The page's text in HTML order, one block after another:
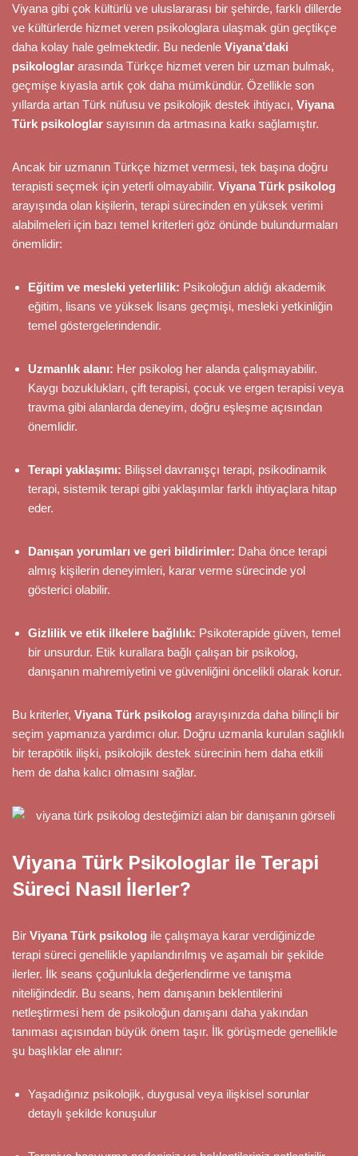
Viyana gibi çok kültürlü ve uluslararası bir şehirde, farklı dillerde
ve kültürlerde hizmet veren psikologlara ulaşmak gün geçtikçe
daha kolay hale gelmektedir. Bu nedenle Viyana’daki
psikologlar arasında Türkçe hizmet veren bir uzman bulmak,
geçmişe kıyasla artık çok daha mümkündür. Özellikle son
yıllarda artan Türk nüfusu ve psikolojik destek ihtiyacı, Viyana
Türk psikologlar sayısının da artmasına katkı sağlamıştır.
Ancak bir uzmanın Türkçe hizmet vermesi, tek başına doğru
terapisti seçmek için yeterli olmayabilir. Viyana Türk psikolog
arayışında olan kişilerin, terapi sürecinden en yüksek verimi
alabilmeleri için bazı temel kriterleri göz önünde bulundurmaları
önemlidir:
Eğitim ve mesleki yeterlilik: Psikoloğun aldığı akademik
eğitim, lisans ve yüksek lisans geçmişi, mesleki yetkinliğin
temel göstergelerindendir.
Uzmanlık alanı: Her psikolog her alanda çalışmayabilir.
Kaygı bozuklukları, çift terapisi, çocuk ve ergen terapisi veya
travma gibi alanlarda deneyim, doğru eşleşme açısından
önemlidir.
Terapi yaklaşımı: Bilişsel davranışçı terapi, psikodinamik
terapi, sistemik terapi gibi yaklaşımlar farklı ihtiyaçlara hitap
eder.
Danışan yorumları ve geri bildirimler: Daha önce terapi
almış kişilerin deneyimleri, karar verme sürecinde yol
gösterici olabilir.
Gizlilik ve etik ilkelere bağlılık: Psikoterapide güven, temel
bir unsurdur. Etik kurallara bağlı çalışan bir psikolog,
danışanın mahremiyetini ve güvenliğini öncelikli olarak korur.
Bu kriterler, Viyana Türk psikolog arayışınızda daha bilinçli bir
seçim yapmanıza yardımcı olur. Doğru uzmanla kurulan sağlıklı
bir terapötik ilişki, psikolojik destek sürecinin hem daha etkili
hem de daha kalıcı olmasını sağlar.
Viyana Türk Psikologlar ile Terapi
Süreci Nasıl İlerler?
Bir Viyana Türk psikolog ile çalışmaya karar verdiğinizde
terapi süreci genellikle yapılandırılmış ve aşamalı bir şekilde
ilerler. İlk seans çoğunlukla değerlendirme ve tanışma
niteliğindedir. Bu seans, hem danışanın beklentilerini
netleştirmesi hem de psikoloğun danışanı daha yakından
tanıması açısından büyük önem taşır. İlk görüşmede genellikle
şu başlıklar ele alınır:
Yaşadığınız psikolojik, duygusal veya ilişkisel sorunlar
detaylı şekilde konuşulur